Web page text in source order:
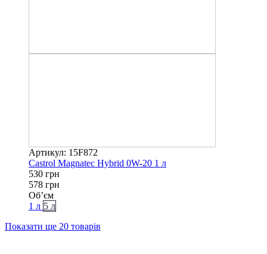
Артикул: 15F872
Castrol Magnatec Hybrid 0W-20 1 л
530 грн
578 грн
Об’єм
1 л 5 л
Показати ще 20 товарів